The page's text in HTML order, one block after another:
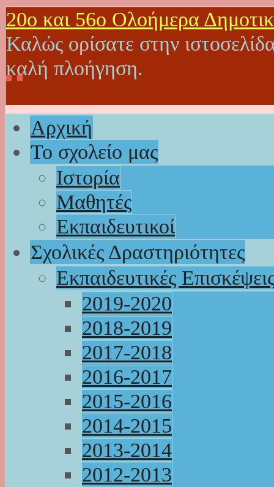
20o και 56ο Ολοήμερα
Καλώς ορίσατε στην
καλή πλοήγηση.
Αρχική
Το σχολείο μας
Ιστορία
Μαθητές
Εκπαιδευτικοί
Σχολικές Δραστηριότητες
Εκπαιδευτικές
2019-2020
2018-2019
2017-2018
2016-2017
2015-2016
2014-2015
2013-2014
2012-2013